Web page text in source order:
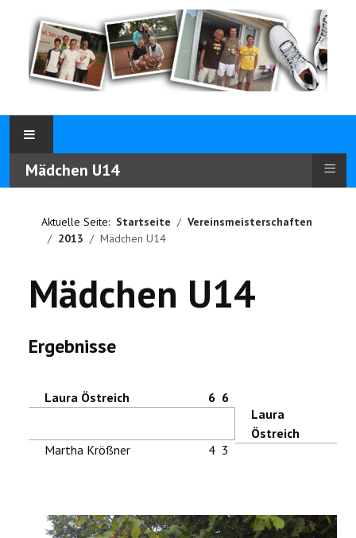
Mädchen U14 ≡
Aktuelle Seite: Startseite
Vereinsmeisterschaften
2013
Mädchen U14
Mädchen U14
Ergebnisse
Laura Östreich 6
6
Martha Krößner 3
4
Laura
Östreich